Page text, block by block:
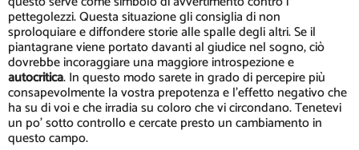
pettegolezzi. Questa situazione gli consiglia di non
sproloquiare e diffondere storie alle spalle degli altri. Se il
piantagrane viene portato davanti al giudice nel sogno, ciò
dovrebbe incoraggiare una maggiore introspezione e
autocritica. In questo modo sarete in grado di percepire più
consapevolmente la vostra prepotenza e l'effetto negativo che
ha su di voi e che irradia su coloro che vi circondano. Tenetevi
un po' sotto controllo e cercate presto un cambiamento in
questo campo.